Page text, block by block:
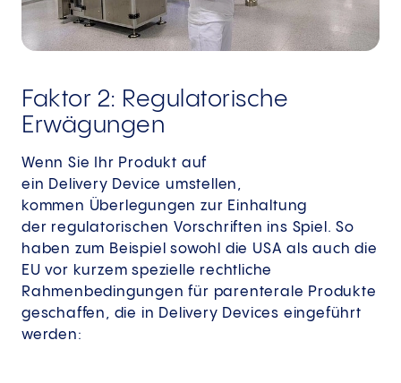
Faktor 2: Regulatorische
Erwägungen
Wenn Sie Ihr Produkt auf
ein Delivery Device umstellen,
kommen Überlegungen zur Einhaltung
der regulatorischen Vorschriften ins Spiel. So
haben zum Beispiel sowohl die USA als auch die
EU vor kurzem spezielle rechtliche
Rahmenbedingungen für parenterale Produkte
geschaffen, die in Delivery Devices eingeführt
werden: